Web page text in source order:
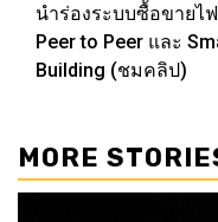
นำร่องระบบซื้อขายไ
Peer to Peer และ
Building (ชมคลิป)
MORE